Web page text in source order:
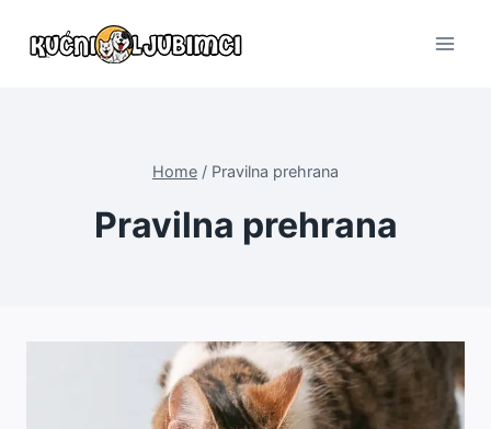
Home / Pravilna prehrana
Pravilna prehrana